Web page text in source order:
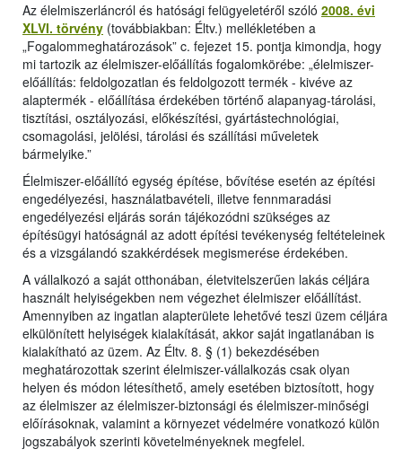
Az élelmiszerláncról és hatósági felügyeletéről szóló 2008. évi
XLVI. törvény (továbbiakban: Éltv.) mellékletében a
„Fogalommeghatározások” c. fejezet 15. pontja kimondja, hogy
mi tartozik az élelmiszer-előállítás fogalomkörébe: „élelmiszer-
előállítás: feldolgozatlan és feldolgozott termék - kivéve az
alaptermék - előállítása érdekében történő alapanyag-tárolási,
tisztítási, osztályozási, előkészítési, gyártástechnológiai,
csomagolási, jelölési, tárolási és szállítási műveletek
bármelyike.”
Élelmiszer-előállító egység építése, bővítése esetén az építési
engedélyezési, használatbavételi, illetve fennmaradási
engedélyezési eljárás során tájékozódni szükséges az
építésügyi hatóságnál az adott építési tevékenység feltételeinek
és a vizsgálandó szakkérdések megismerése érdekében.
A vállalkozó a saját otthonában, életvitelszerűen lakás céljára
használt helyiségekben nem végezhet élelmiszer előállítást.
Amennyiben az ingatlan alapterülete lehetővé teszi üzem céljára
elkülönített helyiségek kialakítását, akkor saját ingatlanában is
kialakítható az üzem. Az Éltv. 8. § (1) bekezdésében
meghatározottak szerint élelmiszer-vállalkozás csak olyan
helyen és módon létesíthető, amely esetében biztosított, hogy
az élelmiszer az élelmiszer-biztonsági és élelmiszer-minőségi
előírásoknak, valamint a környezet védelmére vonatkozó külön
jogszabályok szerinti követelményeknek megfelel.